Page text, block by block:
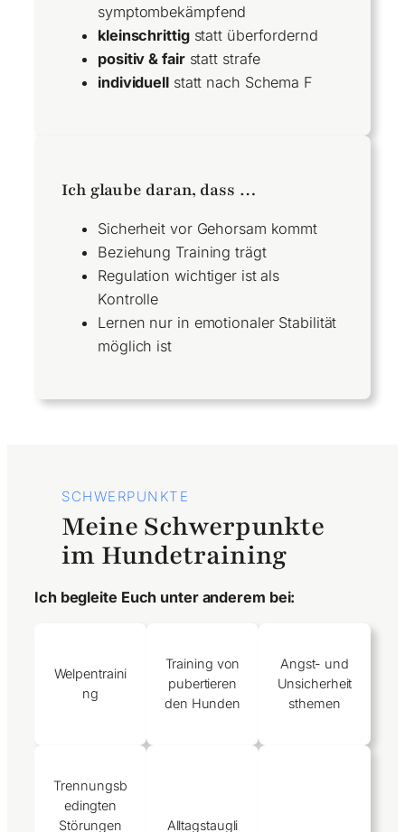
symptombekämpfend
kleinschrittigstatt überfordernd
positiv & fairstatt strafe
individuellstatt nach Schema F
Ich glaube daran, dass …
Sicherheit vor Gehorsam kommt
Beziehung Training trägt
Regulation wichtiger ist als
Kontrolle
Lernen nur in emotionaler Stabilität
möglich ist
SCHWERPUNKTE
Meine Schwerpunkte
im Hundetraining
Ich begleite Euch unter anderem bei:
Welpentraini
ng
Training von
pubertieren
den Hunden
Angst- und
Unsicherheit
sthemen
Trennungsb
edingten
Störungen
Alltagstaugli